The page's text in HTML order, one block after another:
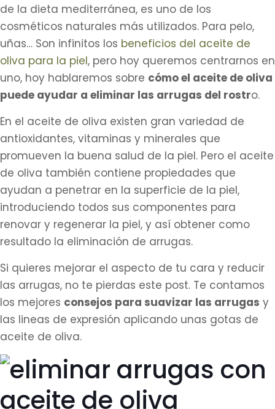
de la dieta mediterránea, es uno de los
cosméticos naturales más utilizados. Para pelo,
uñas… Son infinitos los beneficios del aceite de
oliva para la piel, pero hoy queremos centrarnos en
uno, hoy hablaremos sobre cómo el aceite de oliva
puede ayudar a eliminar las arrugas del rostro.
En el aceite de oliva existen gran variedad de
antioxidantes, vitaminas y minerales que
promueven la buena salud de la piel. Pero el aceite
de oliva también contiene propiedades que
ayudan a penetrar en la superficie de la piel,
introduciendo todos sus componentes para
renovar y regenerar la piel, y así obtener como
resultado la eliminación de arrugas.
Si quieres mejorar el aspecto de tu cara y reducir
las arrugas, no te pierdas este post. Te contamos
los mejores consejos para suavizar las arrugas y
las lineas de expresión aplicando unas gotas de
aceite de oliva.